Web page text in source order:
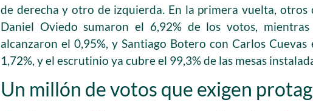
de derecha y otro de izquierda. En la primera vuelta, otros
Daniel Oviedo sumaron el 6,92% de los votos,
alcanzaron el 0,95%, y Santiago Botero con Carlos
1,72%, y el escrutinio ya cubre el 99,3% de las mesas
Un millón de votos que exigen